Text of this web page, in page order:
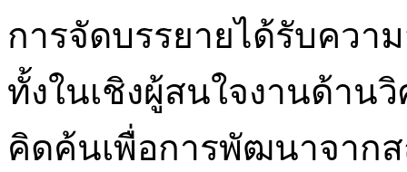
การจัดบรรยายได้รับควา
ทั้งในเชิงผู้สนใจงานด้าน
คิดค้นเพื่อการพัฒนาจาก